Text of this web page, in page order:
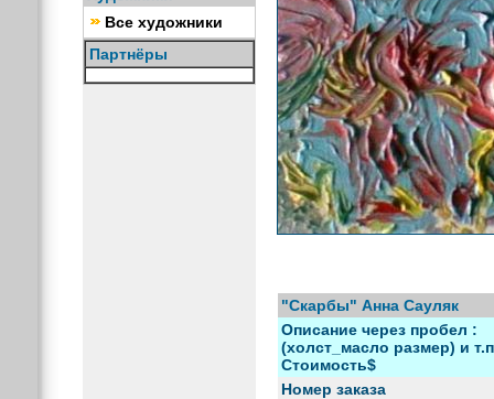
Все художники
Партнёры
"Скарбы" Анна Сауляк
Описание через пробел :
(холст_масло размер) и
Стоимость$
Номер заказа